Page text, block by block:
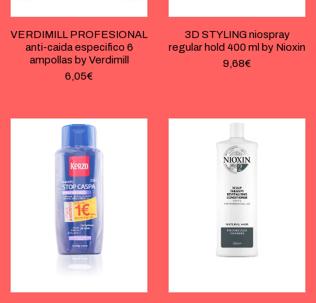
VERDIMILL PROFESIONAL
anti-caida especifico 6
ampollas by Verdimill
6,05€
3D STYLING niospray
regular hold 400 ml by Nioxin
9,68€